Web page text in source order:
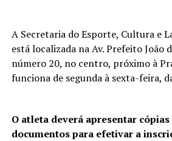
A Secretaria do Esporte, Cultura e
está localizada na Av. Prefeito João
número 20, no centro, próximo à
funciona de segunda à sexta-feira,
O atleta deverá apresentar
documentos para efetivar a